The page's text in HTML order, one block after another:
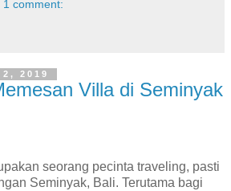
1 comment:
2019
Villa di Seminyak
seorang pecinta traveling, pasti
Seminyak, Bali. Terutama bagi